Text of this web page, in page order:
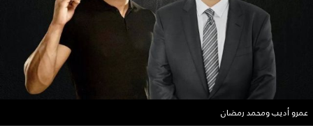
عمرو أديب ومحمد رمضان